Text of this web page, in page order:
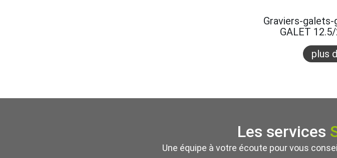
Graviers-
GALET
plus
Les services
Une équipe à votre écoute pour vous